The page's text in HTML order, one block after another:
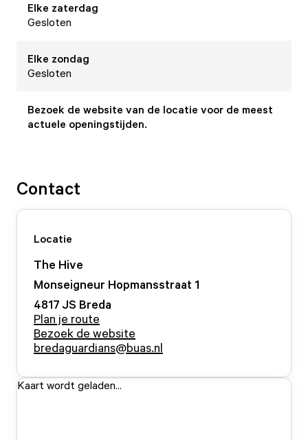
Elke zaterdag
Gesloten
Elke zondag
Gesloten
Bezoek de website van de locatie voor de meest
actuele openingstijden.
Contact
Locatie
The Hive
Monseigneur Hopmansstraat 1
4817 JS Breda
Plan je route
Bezoek de website
bredaguardians@buas.nl
Kaart wordt geladen...